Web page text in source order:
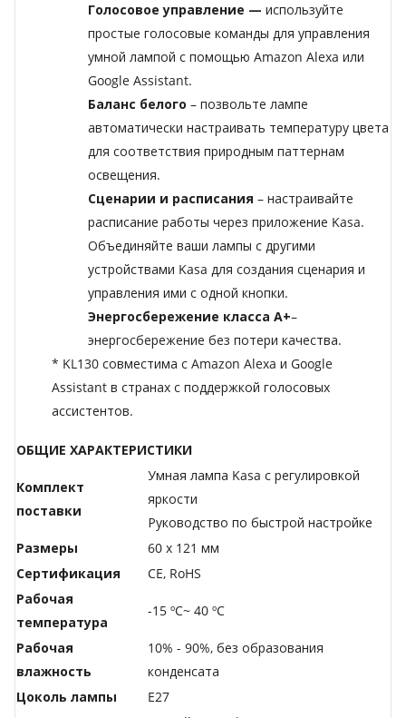
Голосовое управление — используйте
простые голосовые команды для управления
умной лампой с помощью Amazon Alexa или
Google Assistant.
Баланс белого – позвольте лампе
автоматически настраивать температуру цвета
для соответствия природным паттернам
освещения.
Сценарии и расписания – настраивайте
расписание работы через приложение Kasa.
Объединяйте ваши лампы с другими
устройствами Kasa для создания сценария и
управления ими с одной кнопки.
Энергосбережение класса A+–
энергосбережение без потери качества.
* KL130 совместима с Amazon Alexa и Google
Assistant в странах с поддержкой голосовых
ассистентов.
ОБЩИЕ ХАРАКТЕРИСТИКИ
Комплект
поставки
Умная лампа Kasa с регулировкой
яркости
Руководство по быстрой настройке
Размеры
60 x 121 мм
Сертификация
CE, RoHS
Рабочая
температура
-15 ºC~ 40 ºC
Рабочая
влажность
10% - 90%, без образования
конденсата
Цоколь лампы
E27